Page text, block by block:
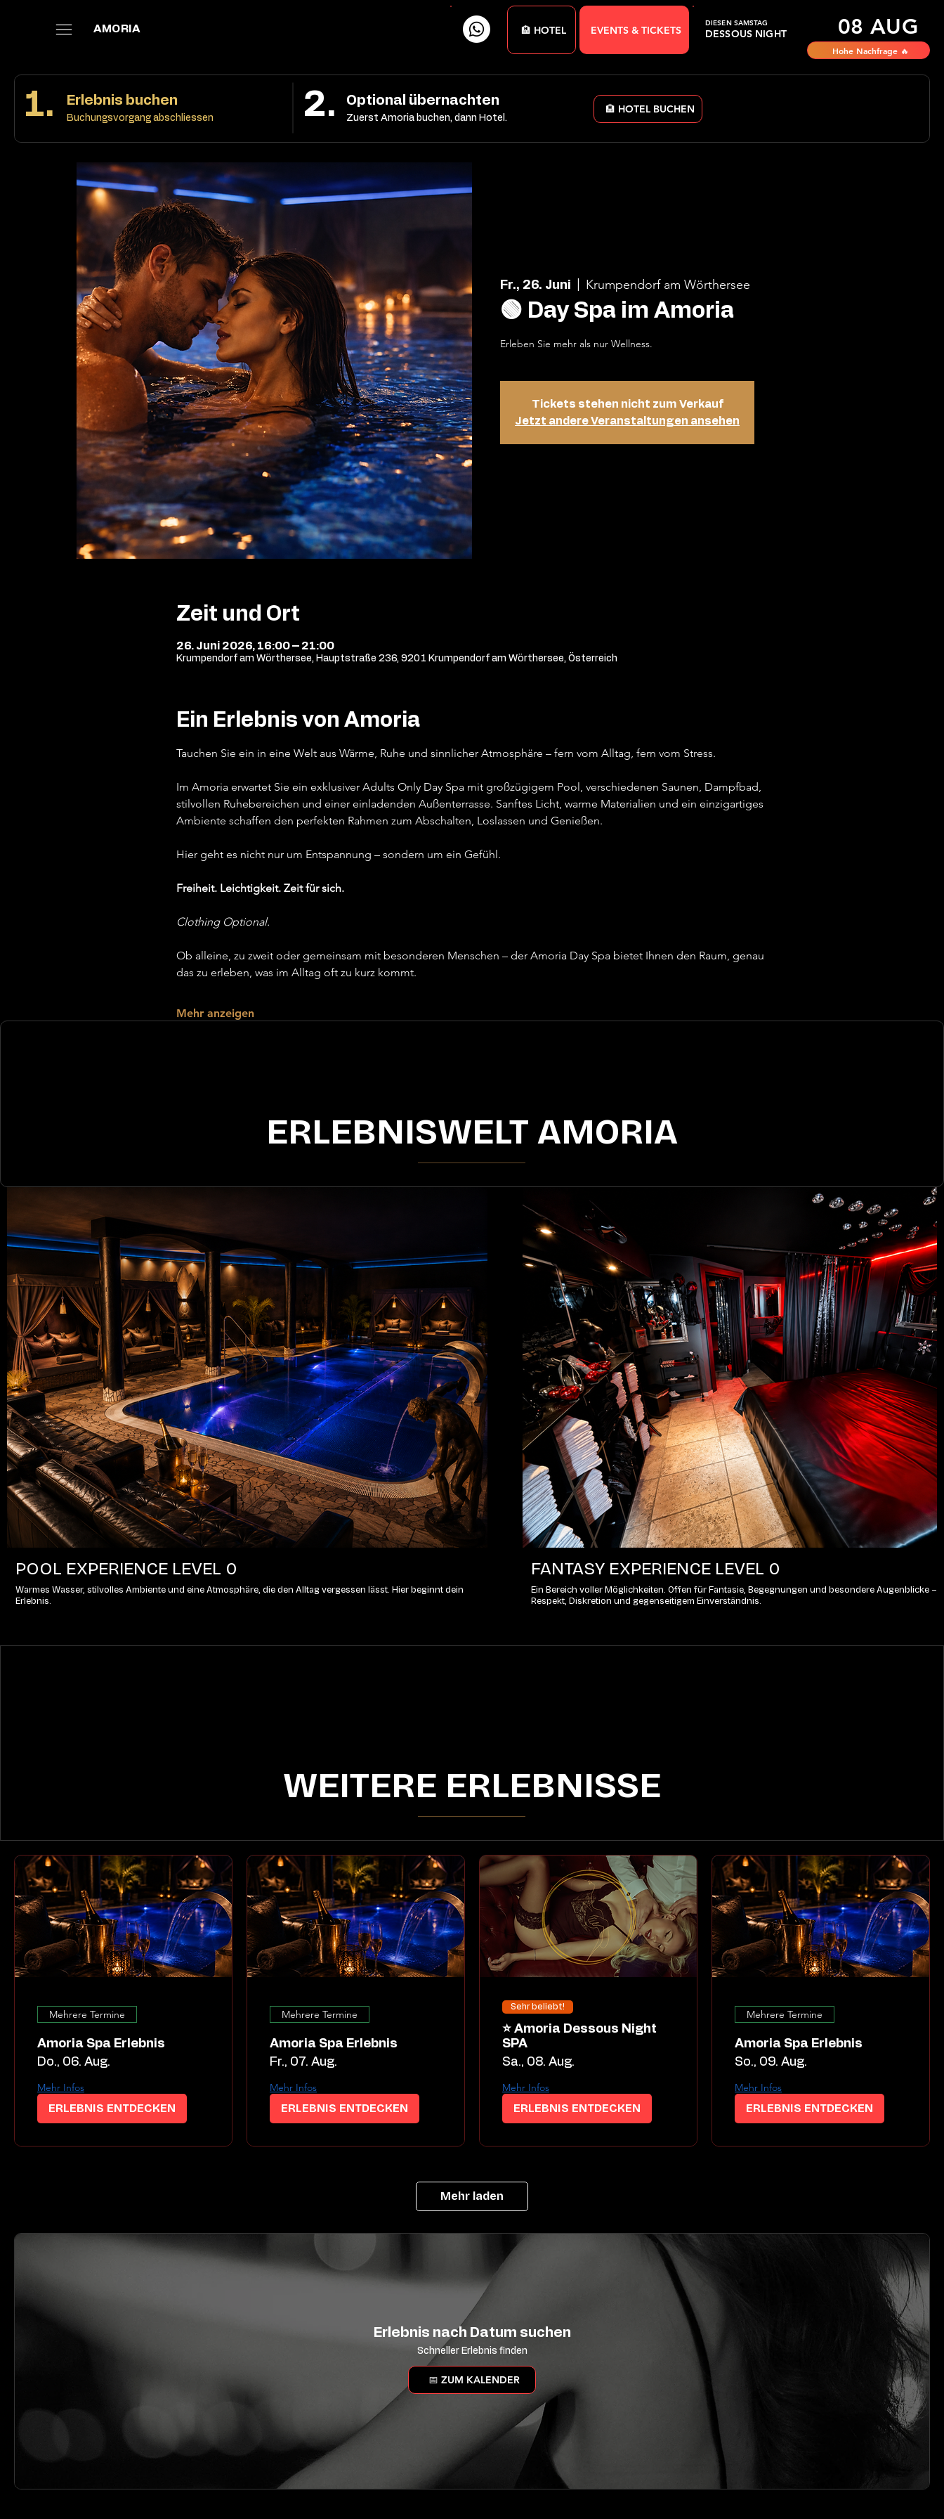
🏨 HOTEL EVENTS & TICKETS DESSOUS NIGHT 08 AUG
DIESEN SAMSTAG
Hohe Nachfrage 🔥
AMORIA
1. Erlebnis buchen
Buchungsvorgang abschliessen 2. Optional übernachten
Zuerst Amoria buchen, dann Hotel.
🏨 HOTEL BUCHEN
Fr., 26. Juni Krumpendorf am Wörthersee
🟢 Day Spa im Amoria
Erleben Sie mehr als nur Wellness.
Tickets stehen nicht zum Verkauf
Jetzt andere Veranstaltungen ansehen
Zeit und Ort
26. Juni 2026, 16:00 – 21:00
Krumpendorf am Wörthersee, Hauptstraße 236, 9201 Krumpendorf am Wörthersee, Österreich
Ein Erlebnis von Amoria
Tauchen Sie ein in eine Welt aus Wärme, Ruhe und sinnlicher Atmosphäre – fern vom Alltag, fern vom Stress.
Im Amoria erwartet Sie ein exklusiver Adults Only Day Spa mit großzügigem Pool, verschiedenen Saunen, Dampfbad,
stilvollen Ruhebereichen und einer einladenden Außenterrasse. Sanftes Licht, warme Materialien und ein einzigartiges
Ambiente schaffen den perfekten Rahmen zum Abschalten, Loslassen und Genießen.
Hier geht es nicht nur um Entspannung – sondern um ein Gefühl.
Freiheit. Leichtigkeit. Zeit für sich.
Clothing Optional.
Ob alleine, zu zweit oder gemeinsam mit besonderen Menschen – der Amoria Day Spa bietet Ihnen den Raum, genau
das zu erleben, was im Alltag oft zu kurz kommt.
Mehr anzeigen
ERLEBNISWELT AMORIA
WEITERE ERLEBNISSE
POOL EXPERIENCE LEVEL 0
Warmes Wasser, stilvolles Ambiente und eine Atmosphäre, die den Alltag vergessen lässt. Hier beginnt dein
Erlebnis.
FANTASY EXPERIENCE LEVEL 0
Ein Bereich voller Möglichkeiten. Offen für Fantasie, Begegnungen und besondere Augenblicke –
Respekt, Diskretion und gegenseitigem Einverständnis.
Mehrere Termine
Amoria Spa Erlebnis
Do., 06. Aug.
Mehr Infos
ERLEBNIS ENTDECKEN
Mehrere Termine
Amoria Spa Erlebnis
Fr., 07. Aug.
Mehr Infos
ERLEBNIS ENTDECKEN
Sehr beliebt!
⭐ Amoria Dessous Night
SPA
Sa., 08. Aug.
Mehr Infos
ERLEBNIS ENTDECKEN
Mehrere Termine
Amoria Spa Erlebnis
So., 09. Aug.
Mehr Infos
ERLEBNIS ENTDECKEN
Mehr laden
Erlebnis nach Datum suchen
Schneller Erlebnis finden
📅 ZUM KALENDER